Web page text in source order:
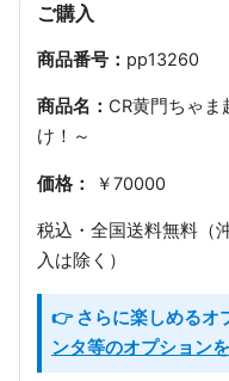
ご購入
商品番号： pp13260
商品名： CR黄門ちゃ
け！～
価格： ￥70000
税込・全国送料無料（
入は除く）
👉 さらに楽しめるオ
ンタ等のオプション